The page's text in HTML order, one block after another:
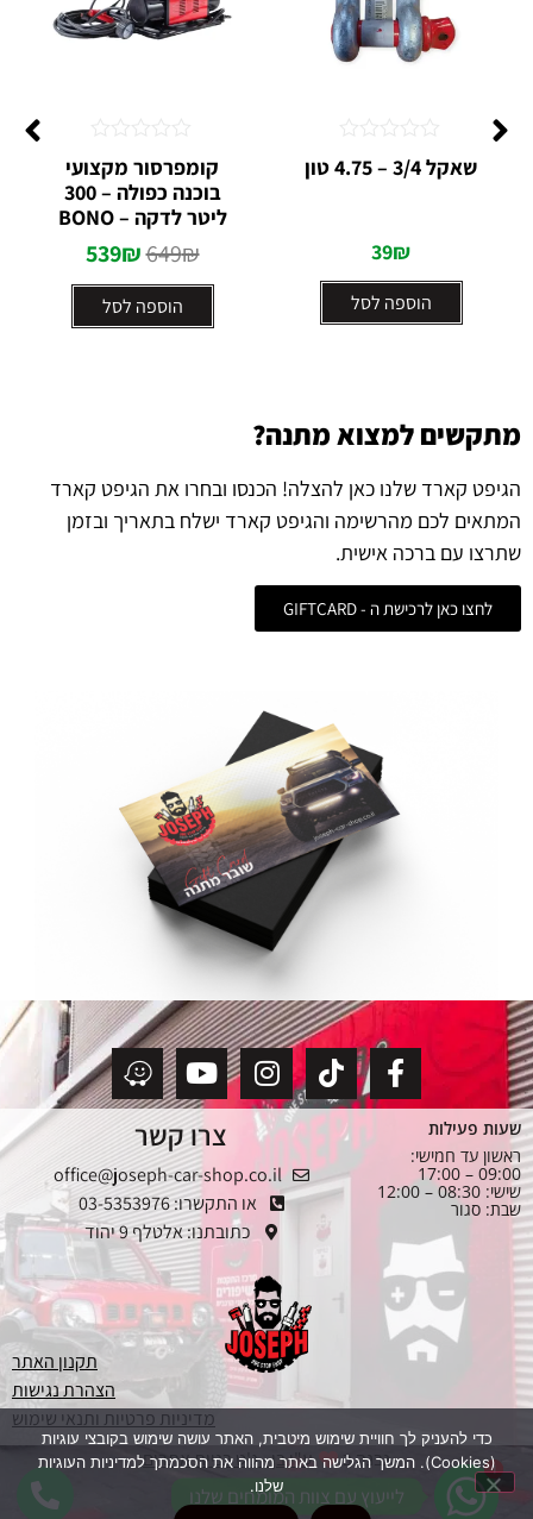
שאקל 3/4 – 4.75 טון
39₪
הוספה לסל
0
קומפרסור מקצועי
בוכנה כפולה – 300
ליטר לדקה – BONO
649₪
539₪
הוספה לסל
0
מתוך
5
מתקשים למצוא מתנה?
הגיפט קארד שלנו כאן להצלה! הכנסו ובחרו את הגיפט קארד
המתאים לכם מהרשימה והגיפט קארד ישלח בתאריך ובזמן
שתרצו עם ברכה אישית.
לחצו כאן לרכישת ה - GIFTCARD
שעות פעילות
ראשון עד חמישי:
09:00 – 17:00
שישי: 08:30 – 12:00
שבת: סגור
צרו קשר
office@joseph-car-shop.co.il
או התקשרו: 03-5353976
כתובתנו: אלטלף 9 יהוד
תקנון האתר
הצהרת נגישות
מדיניות פרטיות ותנאי שימוש
נבנה ב
ע"י בן - ג'ט בניית אתרים
כדי להעניק לך חוויית שימוש מיטבית, האתר עושה שימוש בקובצי עוגיות
(Cookies). המשך הגלישה באתר מהווה את הסכמתך למדיניות העוגיות
שלנו.
לייעוץ עם צוות המומחים שלנו
1
1